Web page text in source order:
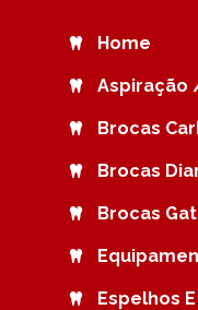
Home
Aspiração
Brocas
Brocas
Brocas
Espelhos